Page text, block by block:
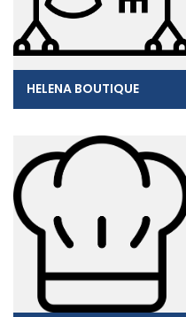
HELENA BOUTIQUE